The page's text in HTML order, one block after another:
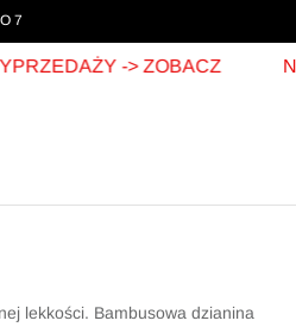
7
-> ZOBACZ
lekkości. Bambusowa dzianina